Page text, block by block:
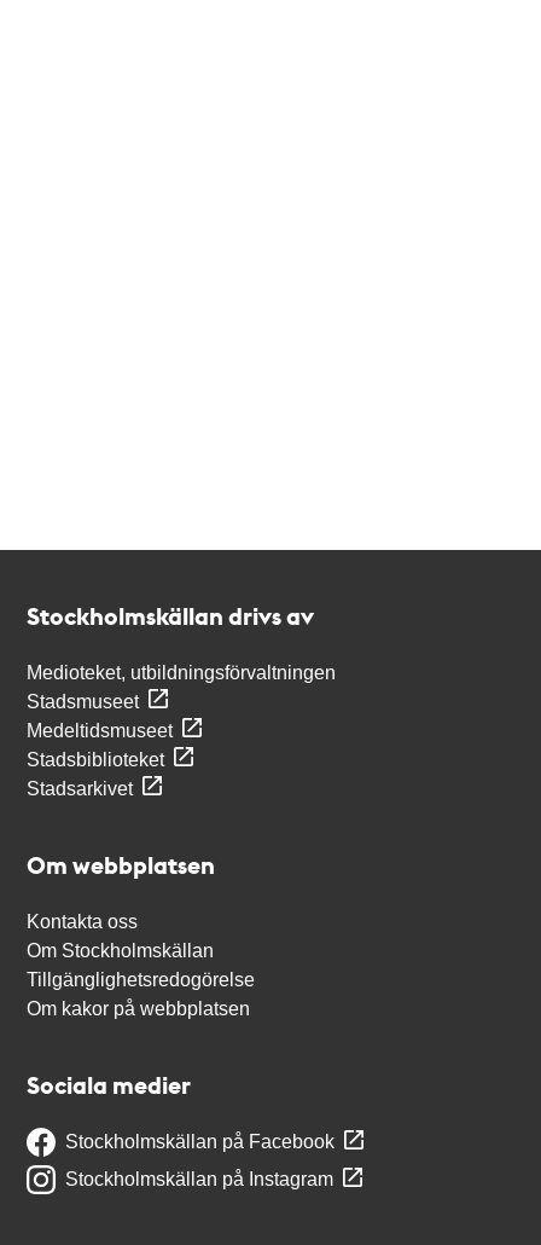
Stockholmskällan drivs av
Medioteket, utbildningsförvaltningen
Stadsmuseet
Medeltidsmuseet
Stadsbiblioteket
Stadsarkivet
Om webbplatsen
Kontakta oss
Om Stockholmskällan
Tillgänglighetsredogörelse
Om kakor på webbplatsen
Sociala medier
Stockholmskällan på Facebook
Stockholmskällan på Instagram